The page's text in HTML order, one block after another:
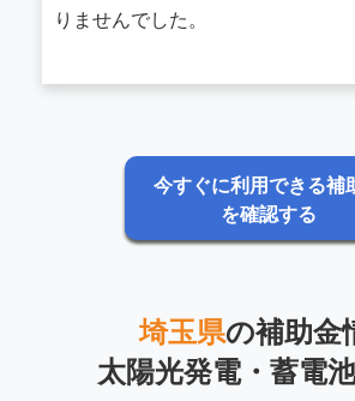
りませんでした。
今すぐに利用できる補
を確認する
埼玉県の補助金
太陽光発電・蓄電